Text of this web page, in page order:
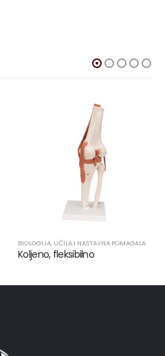
BIOLOGIJA, UČILA I NASTAVNA POMAGALA
Koljeno, fleksibilno